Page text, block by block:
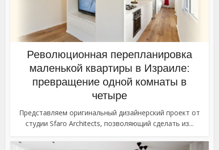
Революционная перепланировка
маленькой квартиры в Израиле:
превращение одной комнаты в
четыре
Представляем оригинальный дизайнерский проект от
студии Sfaro Architects, позволяющий сделать из...